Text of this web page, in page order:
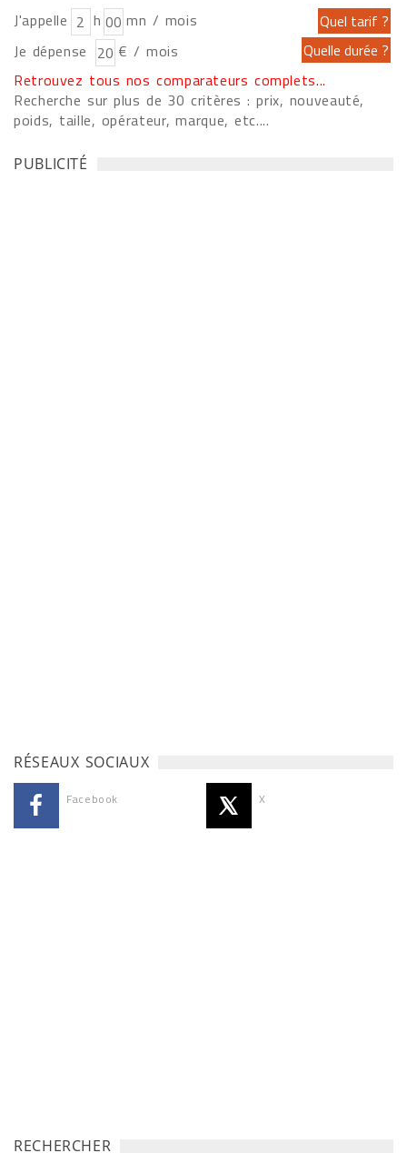
J'appelle h
mn / mois
Je dépense
€ / mois
Retrouvez tous nos comparateurs complets...
Recherche sur plus de 30 critères : prix, nouveauté,
poids, taille, opérateur, marque, etc....
PUBLICITÉ
RÉSEAUX SOCIAUX
Facebook X
RECHERCHER